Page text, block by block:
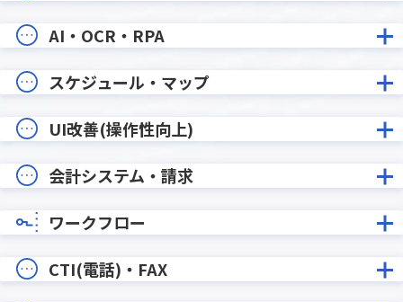
AI・OCR・RPA
スケジュール・マップ
UI改善(操作性向上)
会計システム・請求
ワークフロー
CTI(電話)・FAX